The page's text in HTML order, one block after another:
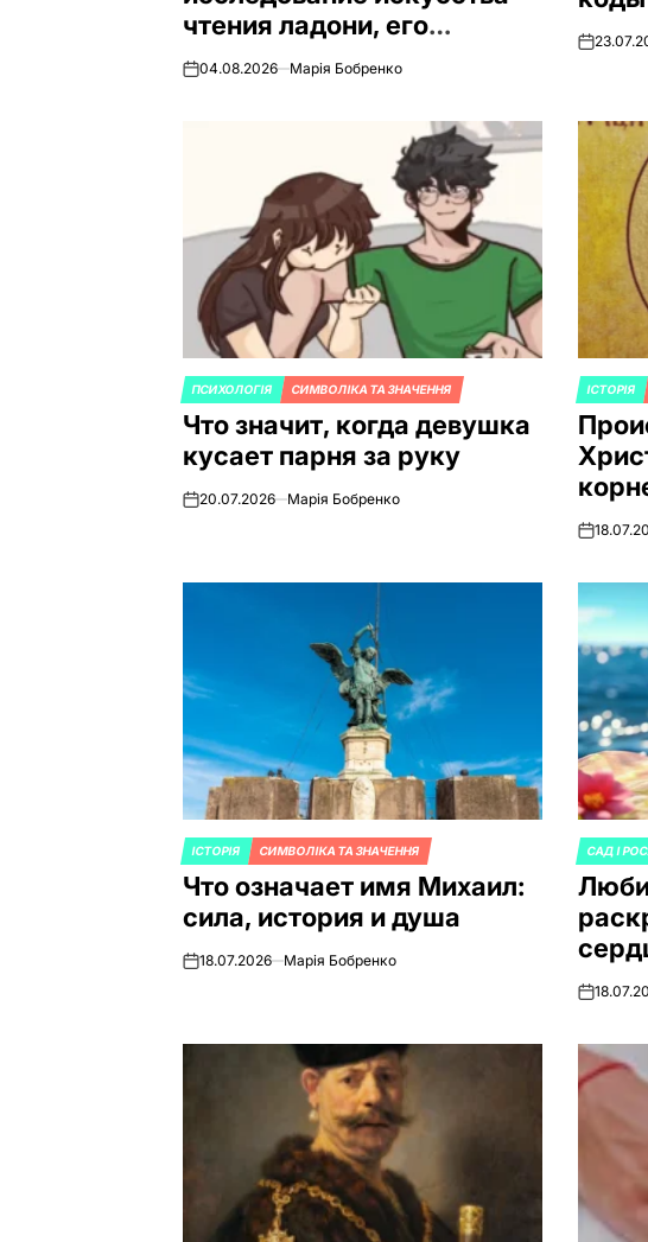
чтения ладони, его
истории, принципов и
места в современном
on04.08.2026 Марія Бобренко
on
ОПУБЛИКОВАНО
В
ПСИХОЛОГІЯ СИМВОЛІКА ТА ЗНАЧЕННЯ
Что значит, когда девушка
кусает парня за руку
on20.07.2026 Марія Бобренко
В
ІСТОРІЯ
on
ОПУБЛИКОВАНО
В
ІСТОРІЯ СИМВОЛІКА ТА ЗНАЧЕННЯ
Что означает имя Михаил:
сила, история и душа
on18.07.2026 Марія Бобренко
В
САД І
on